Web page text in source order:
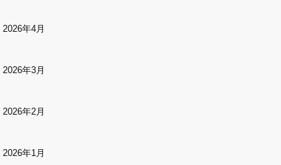
2026年4月
2026年3月
2026年2月
2026年1月